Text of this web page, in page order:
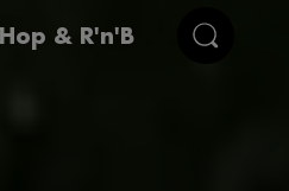
& R'n'B